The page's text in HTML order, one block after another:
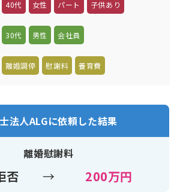
40代 女性 パート 子供あり
30代 男性 会社員
離婚調停 慰謝料 養育費
法人ALGに依頼した結果
離婚慰謝料
否 → 200万円